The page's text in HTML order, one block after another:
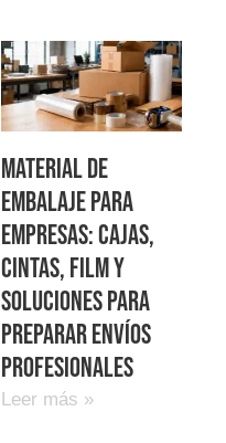
Material de
embalaje para
empresas: cajas,
cintas, film y
soluciones para
preparar envíos
profesionales
Leer más »